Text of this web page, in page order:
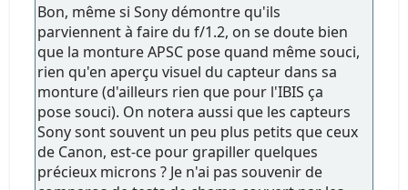
Bon, même si Sony démontre qu'ils
parviennent à faire du f/1.2, on se doute bien
que la monture APSC pose quand même souci,
rien qu'en aperçu visuel du capteur dans sa
monture (d'ailleurs rien que pour l'IBIS ça
pose souci). On notera aussi que les capteurs
Sony sont souvent un peu plus petits que ceux
de Canon, est-ce pour grapiller quelques
précieux microns ? Je n'ai pas souvenir de